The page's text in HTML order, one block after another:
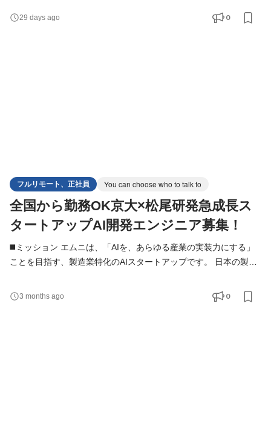
がい AIエンジニアとして、ゼロから価値を創出する挑戦ができま
す。長く日本経済を支えてきた製造業界において、「技術が事業
29 days ago 0
フルリモート、正社員 You can choose who to talk to
全国から勤務OK京大×松尾研発急成長ス
タートアップAI開発エンジニア募集！
◼️ミッション エムニは、「AIを、あらゆる産業の実装力にする」
ことを目指す、製造業特化のAIスタートアップです。 日本の製造
報、属人的な判断プロセスなど、まだAIによって解決できる余地
が数多く残されています。 本ポジションでは、LLM・RAG・AIエ
3 months ago 0